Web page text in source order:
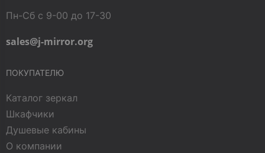
Пн-Сб с 9-00 до 17-30
sales@j-mirror.org
ПОКУПАТЕЛЮ
Каталог зеркал
Шкафчики
Душевые кабины
О компании